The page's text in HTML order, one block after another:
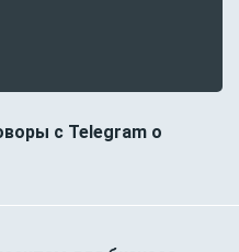
с Telegram о